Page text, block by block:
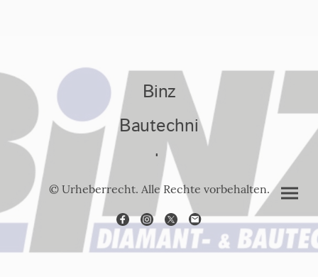
Binz
Bautechni
k
© Urheberrecht. Alle Rechte vorbehalten.